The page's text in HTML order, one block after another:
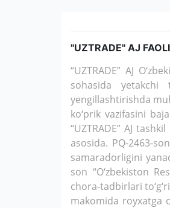
"UZTRADE" AJ
“UZTRADE” AJ
sohasida
yengillashtirishda
ko‘prik vazifasini
“UZTRADE” AJ
asosida. PQ-2463-
samaradorligini
son “O‘zbekiston
chora-tadbirlari
makomida royxatga